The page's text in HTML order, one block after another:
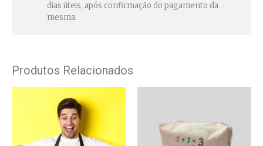
Produtos Relacionados
dias úteis, após confirmação do pagamento da
mesma.